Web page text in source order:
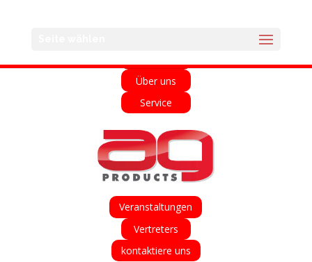
Über uns
Service
Veranstaltungen
Vertreters
kontaktiere uns